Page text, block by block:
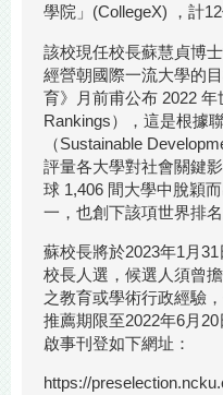
學院」(CollegeX) ，計
該校現任校長蘇慧貞博
經營朝國際一流大學的
育》月前甫公布 2022
Rankings），這是根據
（Sustainable
評量各大學對社會關鍵
球 1,406 間大學中脫穎
一，也創下該項世界排
蘇校長將於2023年1月
校長人選，候選人須曾
之教育或學術行政經驗
推薦期限至2022年6月
啟事刊登如下網址：
https://